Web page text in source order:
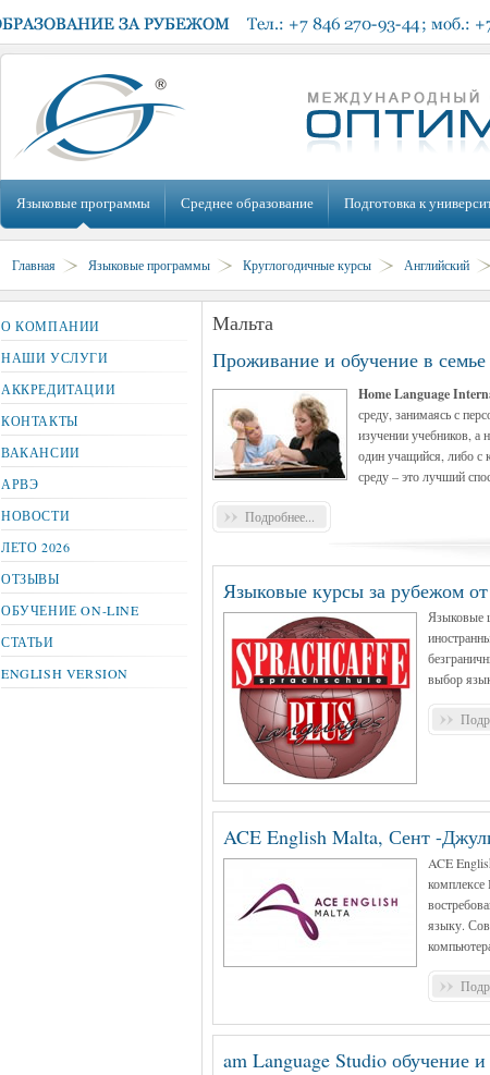
Языковые программы Среднее образование Подготовка к
Главная Языковые программы Круглогодичные курсы Английский
Мальта
Проживание и обучение в
Home Language
среду, занимаясь с
изучении учебников, а
один учащийся, либо с
среду – это лучший
Подробнее...
Языковые курсы за рубежом
Языковые
выбор
ACE English Malta, Сент -
ACE
языку.
am Language Studio обучение
О КОМПАНИИ
НАШИ УСЛУГИ
АККРЕДИТАЦИИ
КОНТАКТЫ
ВАКАНСИИ
АРВЭ
НОВОСТИ
ЛЕТО 2026
ОТЗЫВЫ
ОБУЧЕНИЕ ON-LINE
СТАТЬИ
ENGLISH VERSION